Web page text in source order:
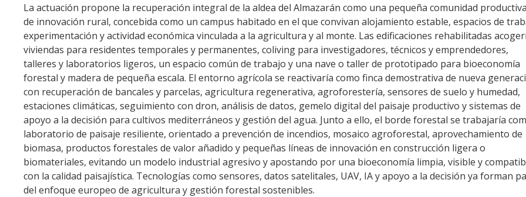
La actuación propone la recuperación integral de la aldea del Almazarán como una pequeña comunidad
de innovación rural, concebida como un campus habitado en el que convivan alojamiento estable, espacios de
experimentación y actividad económica vinculada a la agricultura y al monte. Las edificaciones rehabilitadas
viviendas para residentes temporales y permanentes, coliving para investigadores, técnicos y emprendedores,
talleres y laboratorios ligeros, un espacio común de trabajo y una nave o taller de prototipado para bioeconomía
forestal y madera de pequeña escala. El entorno agrícola se reactivaría como finca demostrativa de nueva
con recuperación de bancales y parcelas, agricultura regenerativa, agroforestería, sensores de suelo y humedad,
estaciones climáticas, seguimiento con dron, análisis de datos, gemelo digital del paisaje productivo y sistemas de
apoyo a la decisión para cultivos mediterráneos y gestión del agua. Junto a ello, el borde forestal se trabajaría
laboratorio de paisaje resiliente, orientado a prevención de incendios, mosaico agroforestal, aprovechamiento de
biomasa, productos forestales de valor añadido y pequeñas líneas de innovación en construcción ligera o
biomateriales, evitando un modelo industrial agresivo y apostando por una bioeconomía limpia, visible y
con la calidad paisajística. Tecnologías como sensores, datos satelitales, UAV, IA y apoyo a la decisión ya forman
del enfoque europeo de agricultura y gestión forestal sostenibles.